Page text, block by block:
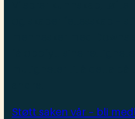
Støtt saken vår – bli